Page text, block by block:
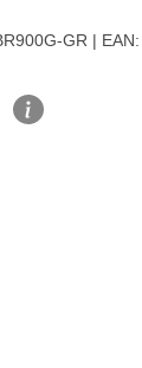
GR | EAN: